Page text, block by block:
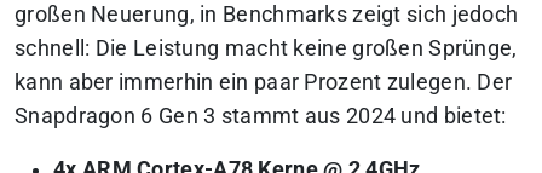
großen Neuerung, in Benchmarks zeigt sich jedoch
schnell: Die Leistung macht keine großen Sprünge,
kann aber immerhin ein paar Prozent zulegen. Der
Snapdragon 6 Gen 3 stammt aus 2024 und bietet: